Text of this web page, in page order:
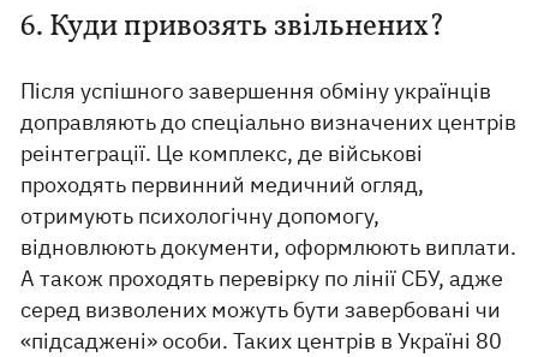
6. Куди привозять звільнених?
Після успішного завершення обміну українців
доправляють до спеціально визначених центрів
реінтеграції. Це комплекс, де військові
проходять первинний медичний огляд,
отримують психологічну допомогу,
відновлюють документи, оформлюють виплати.
А також проходять перевірку по лінії СБУ, адже
серед визволених можуть бути завербовані чи
«підсаджені» особи. Таких центрів в Україні 80